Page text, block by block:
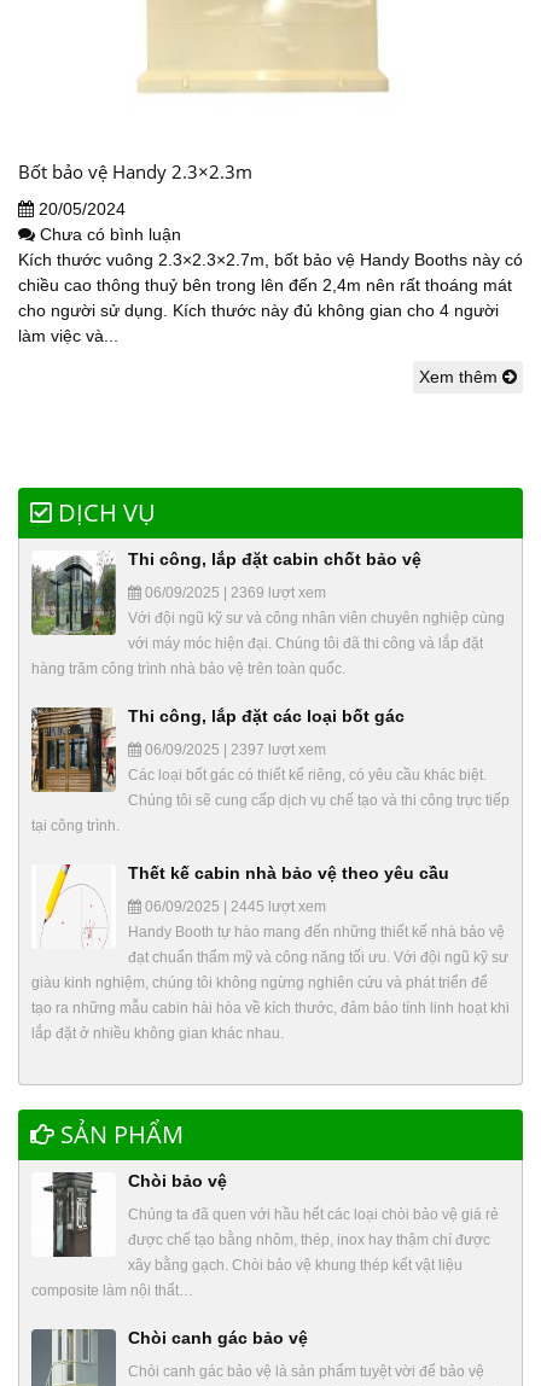
Bốt bảo vệ Handy 2.3×2.3m
20/05/2024
Chưa có bình luận
Kích thước vuông 2.3×2.3×2.7m, bốt bảo vệ Handy Booths này có
chiều cao thông thuỷ bên trong lên đến 2,4m nên rất thoáng mát
cho người sử dụng. Kích thước này đủ không gian cho 4 người
làm việc và...
Xem thêm
DỊCH VỤ
Thi công, lắp đặt cabin chốt bảo vệ
06/09/2025 | 2369 lượt xem
Với đội ngũ kỹ sư và công nhân viên chuyên nghiệp cùng
với máy móc hiện đại. Chúng tôi đã thi công và lắp đặt
hàng trăm công trình nhà bảo vệ trên toàn quốc.
Thi công, lắp đặt các loại bốt gác
06/09/2025 | 2397 lượt xem
Các loại bốt gác có thiết kế riêng, có yêu cầu khác biệt.
Chúng tôi sẽ cung cấp dịch vụ chế tạo và thi công trực tiếp
tại công trình.
Thết kế cabin nhà bảo vệ theo yêu cầu
06/09/2025 | 2445 lượt xem
Handy Booth tự hào mang đến những thiết kế nhà bảo vệ
đạt chuẩn thẩm mỹ và công năng tối ưu. Với đội ngũ kỹ sư
giàu kinh nghiệm, chúng tôi không ngừng nghiên cứu và phát triển để
tạo ra những mẫu cabin hài hòa về kích thước, đảm bảo tính linh hoạt khi
lắp đặt ở nhiều không gian khác nhau.
SẢN PHẨM
Chòi bảo vệ
Chúng ta đã quen với hầu hết các loại chòi bảo vệ giá rẻ
được chế tạo bằng nhôm, thép, inox hay thậm chí được
xây bằng gạch. Chòi bảo vệ khung thép kết vật liệu
composite làm nội thất…
Chòi canh gác bảo vệ
Chòi canh gác bảo vệ là sản phẩm tuyệt vời để bảo vệ